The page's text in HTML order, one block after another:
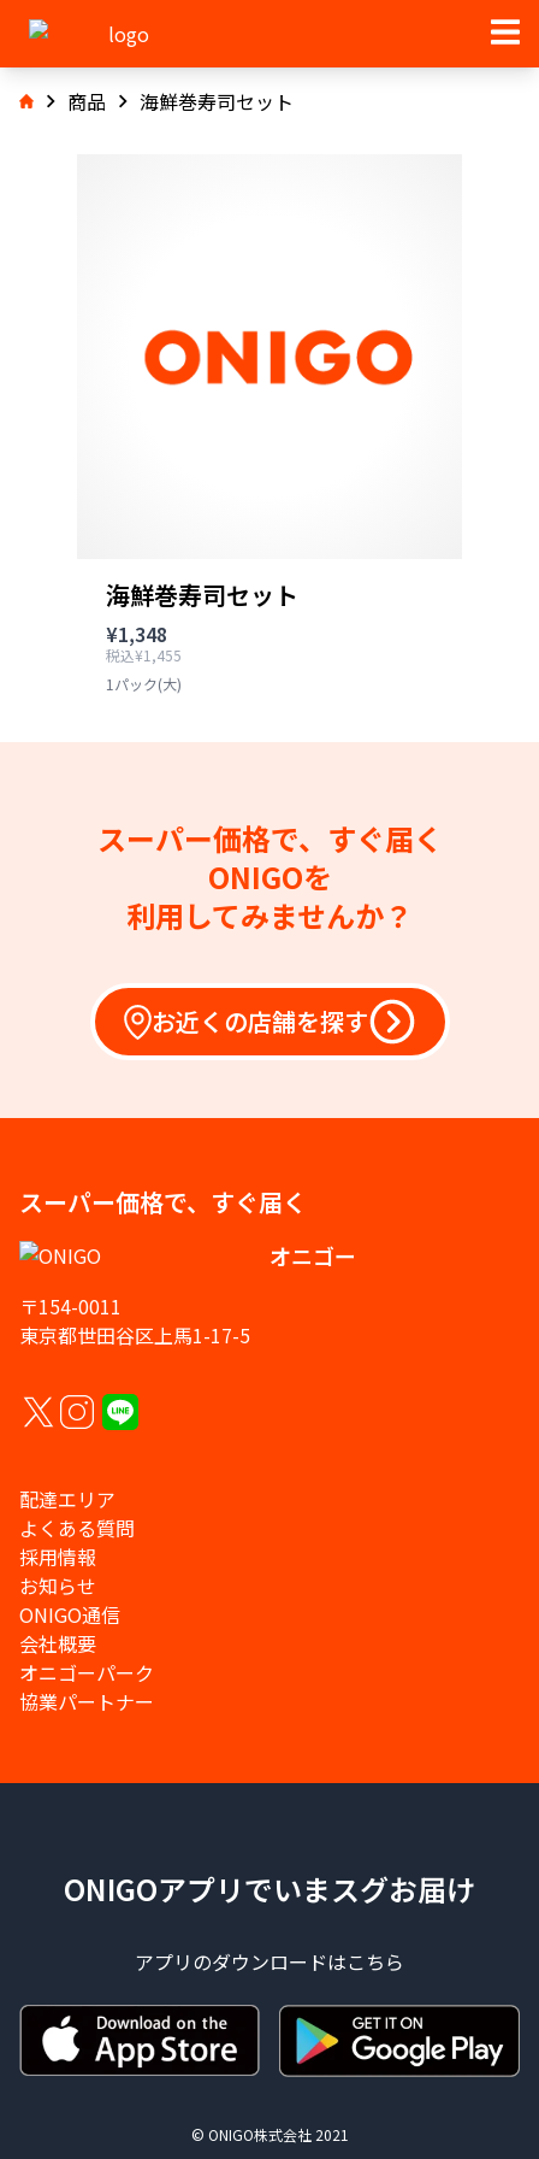
商品 海鮮巻寿司セット
海鮮巻寿司セット
¥1,348
税込¥1,455
1パック(大)
スーパー価格で、すぐ届く
ONIGOを
利用してみませんか？
お近くの店舗を探す
スーパー価格で、すぐ届く
オニゴー
〒154-0011
東京都世田谷区上馬1-17-5
配達エリア
よくある質問
採用情報
お知らせ
ONIGO通信
会社概要
オニゴーパーク
協業パートナー
ONIGOアプリでいまスグお届け
アプリのダウンロードはこちら
© ONIGO株式会社 2021